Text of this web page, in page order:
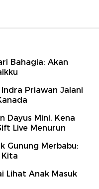
Bahagia: Akan
Priawan Jalani
Dayus Mini, Kena
Live Menurun
Gunung Merbabu:
Lihat Anak Masuk